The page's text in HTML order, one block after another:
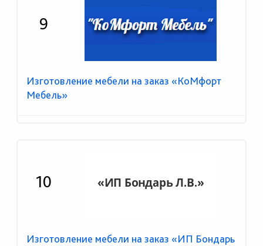
9
Изготовление мебели на заказ «КоМфорт
Мебель»
10
Изготовление мебели на заказ «ИП Бондарь